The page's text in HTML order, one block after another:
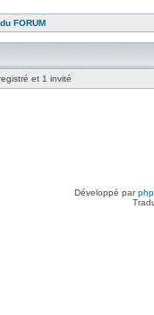
FORUM
et 1 invité
Développé par